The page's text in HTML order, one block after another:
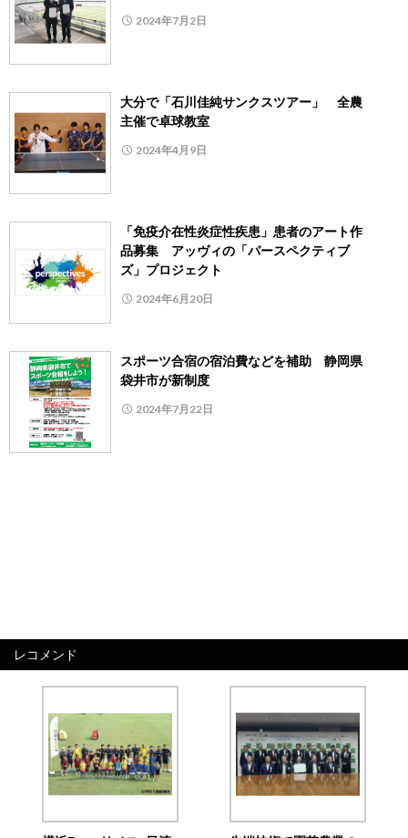
2024年7月2日
大分で「石川佳純サンクスツアー」 全農
主催で卓球教室
2024年4月9日
「免疫介在性炎症性疾患」患者のアート作
品募集 アッヴィの「パースペクティブ
ズ」プロジェクト
2024年6月20日
スポーツ合宿の宿泊費などを補助 静岡県
袋井市が新制度
2024年7月22日
レコメンド